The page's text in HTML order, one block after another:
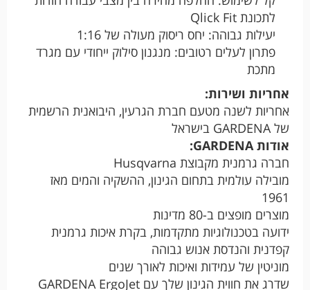
לתכונת Qlick Fit
יעילות גבוהה: יחס ריסוק מעולה של 1:16
פתרון לעלים רטובים: מנגנון סילוק ייחודי עם מגרד
מתכת
אחריות ושירות:
אחריות לשנה מטעם חברת הגרעין, היבואנית הרשמית
של GARDENA בישראל
אודות GARDENA:
חברה גרמנית מקבוצת Husqvarna
מובילה עולמית בתחום הגינון, ההשקיה והמים מאז
1961
מוצרים מופצים ב-80 מדינות
ידועה בטכנולוגיות מתקדמות, בקרת איכות גרמנית
קפדנית והנדסת אנוש גבוהה
מוניטין של עמידות ואיכות לאורך שנים
שדרג את חווית הגינון שלך עם GARDENA ErgoJet